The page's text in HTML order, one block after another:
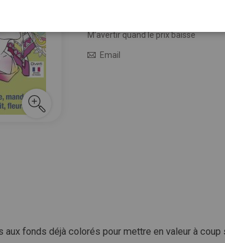
M’avertir quand le prix baisse
Email
fonds déjà colorés pour mettre en valeur à